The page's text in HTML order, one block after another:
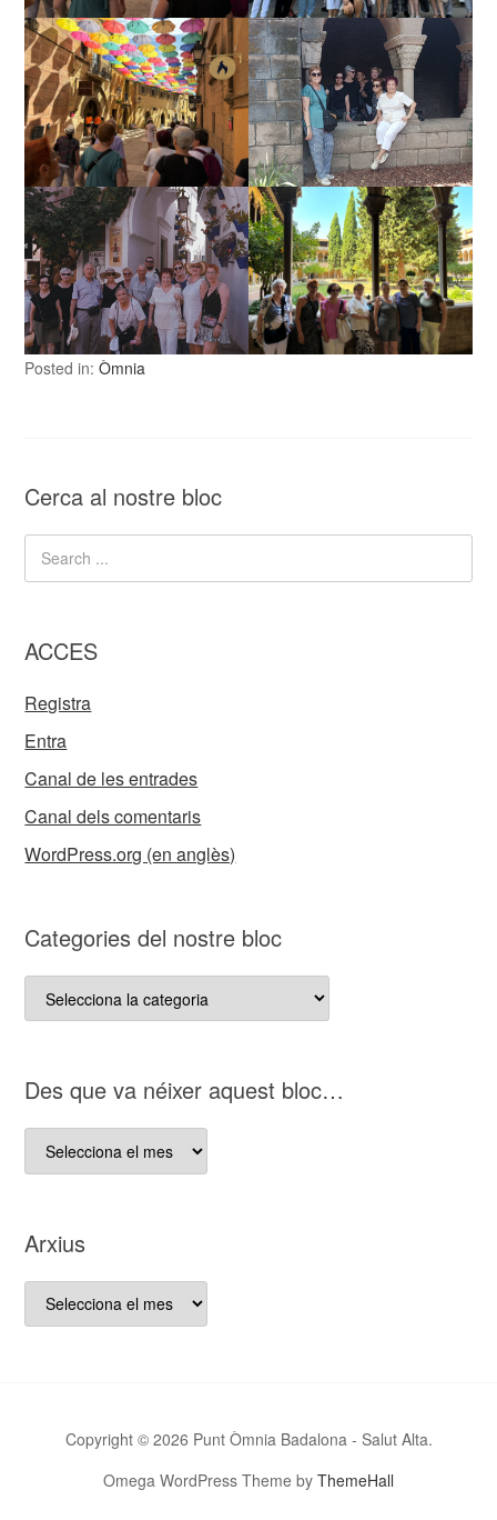
Posted in:Òmnia
Cerca al nostre bloc
ACCES
Registra
Entra
Canal de les entrades
Canal dels comentaris
WordPress.org (en anglès)
Categories del nostre bloc
Categories
del
D es que va néixer aquest bloc…
D es
que
aquest
bloc…
Arxius
Arxius
Copyright © 2026 Punt Òmnia Badalona - Salut Alta.
Omega WordPress Theme by ThemeHall